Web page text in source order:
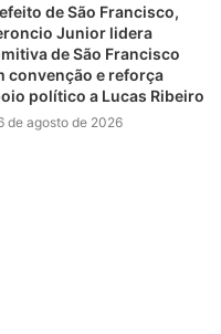
de São Francisco,
Junior lidera
de São Francisco
convenção e reforça
político a Lucas Ribeiro
de agosto de 2026